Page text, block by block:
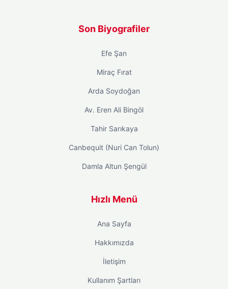
Son Biyografiler
Efe Şan
Miraç Fırat
Arda Soydoğan
Av. Eren Ali Bingöl
Tahir Sarıkaya
Canbequit (Nuri Can Tolun)
Damla Altun Şengül
Hızlı Menü
Ana Sayfa
Hakkımızda
İletişim
Kullanım Şartları